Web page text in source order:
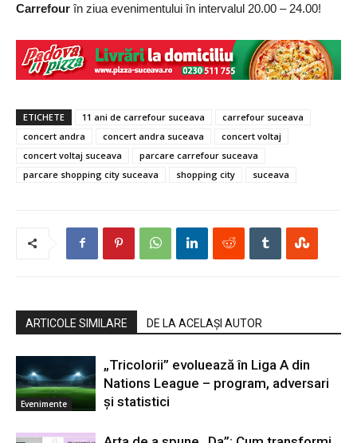
Carrefour în ziua evenimentului în intervalul 20.00 – 24.00!
ETICHETE 11 ani de carrefour suceava
carrefour suceava
concert andra
concert andra suceava
concert voltaj
concert voltaj suceava
parcare carrefour suceava
parcare shopping city suceava
shopping city suceava
ARTICOLE SIMILARE DE LA ACELAȘI AUTOR
Evenimente
„Tricolorii” evoluează în Liga A din
Nations League – program, adversari
și statistici